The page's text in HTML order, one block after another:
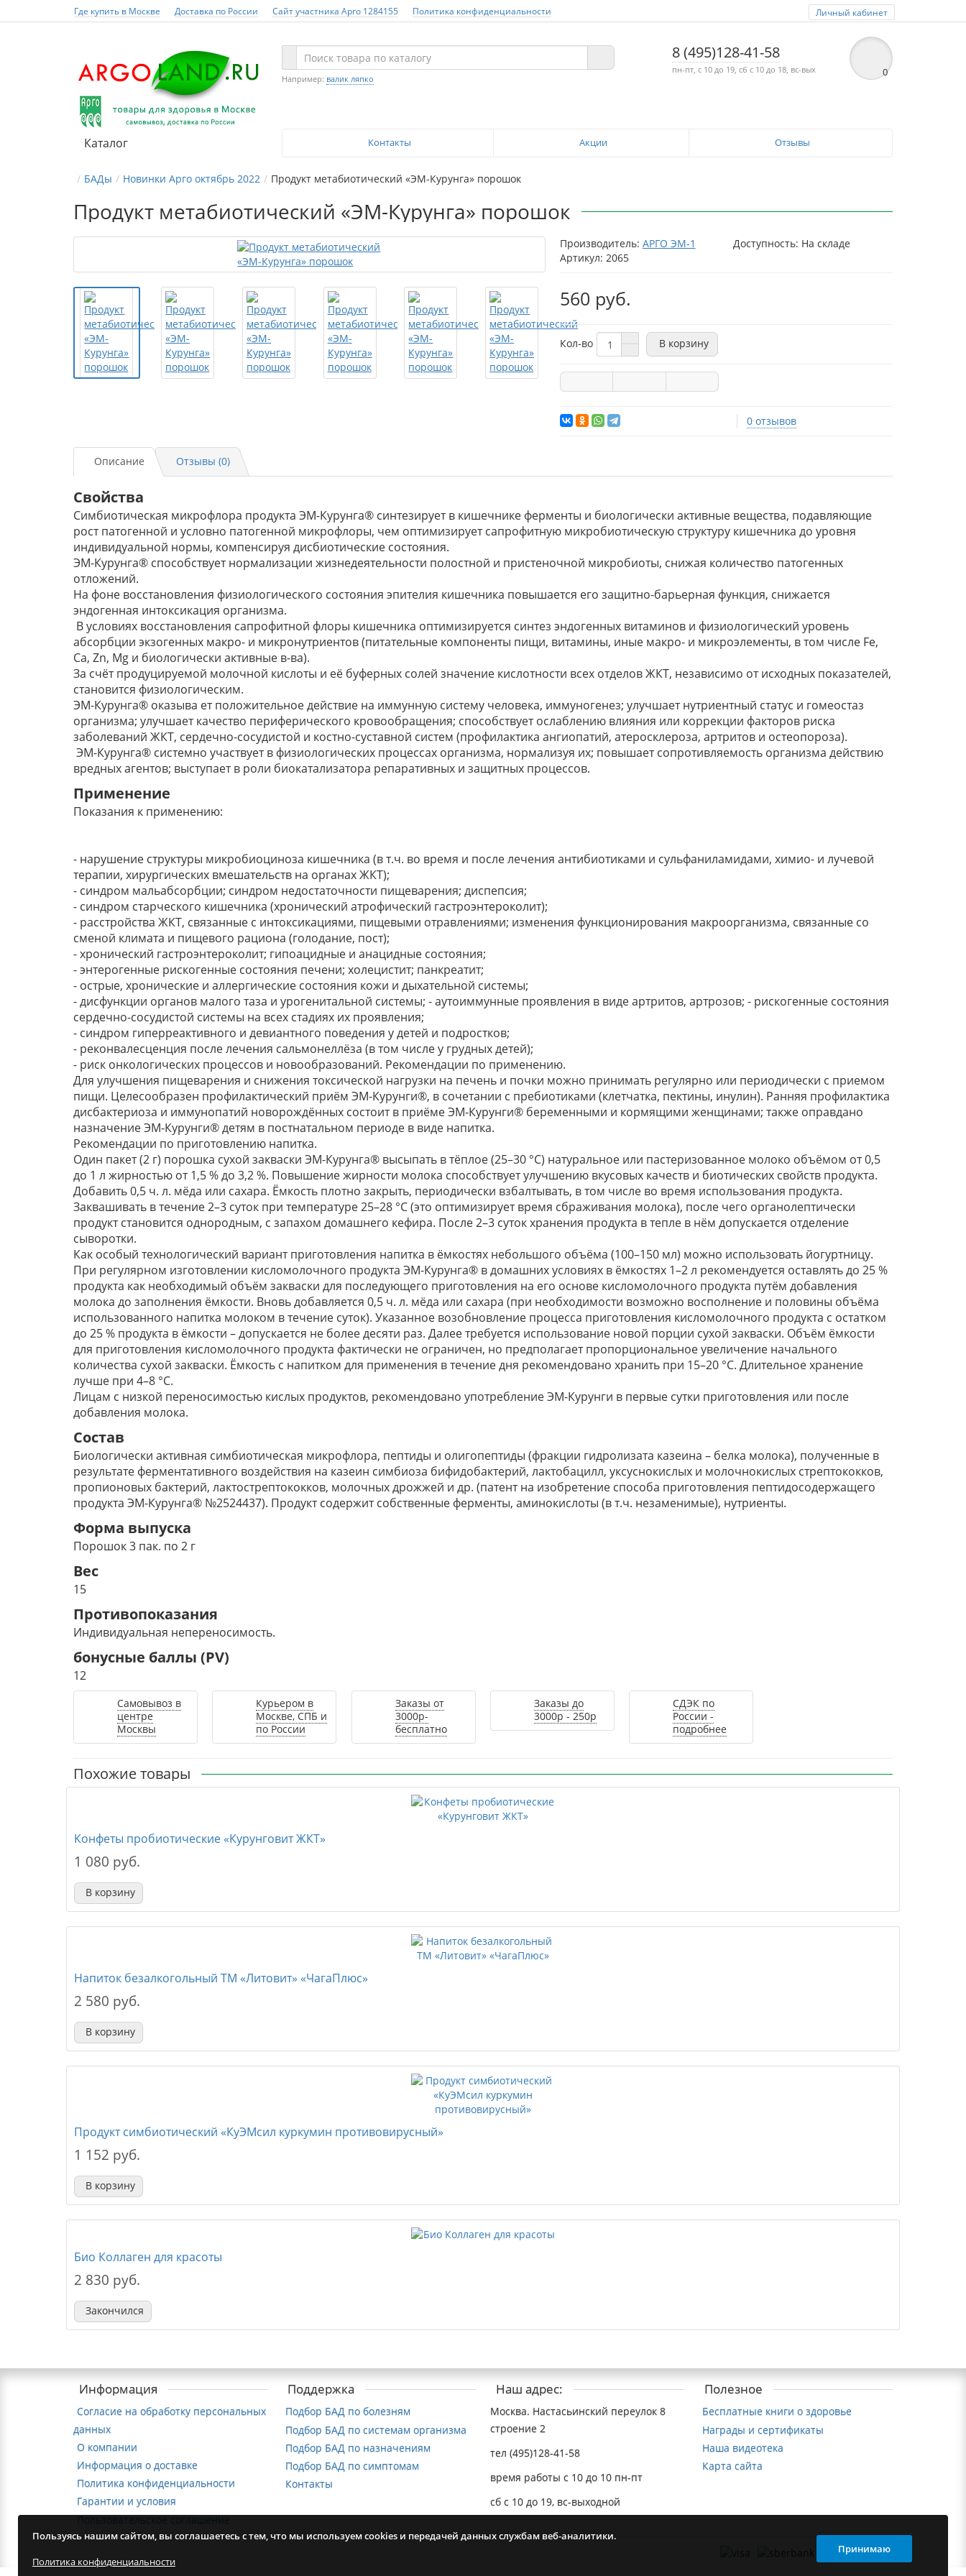
Личный кабинет
Где купить в Москве Доставка по России Сайт участника Арго 1284155 Политика конфиденциальности
8 (495)128-41-58
пн-пт, с 10 до 19, сб с 10 до 18, вс-вых 0
Например: валик ляпко
Контакты Акции Отзывы
Каталог
БАДы Новинки Арго октябрь 2022 Продукт метабиотический «ЭМ-Курунга» порошок
Продукт метабиотический «ЭМ-Курунга» порошок
Производитель: АРГО ЭМ-1
Доступность: На складе
Артикул: 2065
560 руб.
Кол-во В корзину
0 отзывов
Описание Отзывы (0)
Свойства
Симбиотическая микрофлора продукта ЭМ-Курунга® синтезирует в кишечнике ферменты и биологически активные вещества, подавляющие
рост патогенной и условно патогенной микрофлоры, чем оптимизирует сапрофитную микробиотическую структуру кишечника до уровня
индивидуальной нормы, компенсируя дисбиотические состояния.
ЭМ-Курунга® способствует нормализации жизнедеятельности полостной и пристеночной микробиоты, снижая количество патогенных
отложений.
На фоне восстановления физиологического состояния эпителия кишечника повышается его защитно-барьерная функция, снижается
эндогенная интоксикация организма.
В условиях восстановления сапрофитной флоры кишечника оптимизируется синтез эндогенных витаминов и физиологический уровень
абсорбции экзогенных макро- и микронутриентов (питательные компоненты пищи, витамины, иные макро- и микроэлементы, в том числе Fe,
Ca, Zn, Mg и биологически активные в-ва).
За счёт продуцируемой молочной кислоты и её буферных солей значение кислотности всех отделов ЖКТ, независимо от исходных показателей,
становится физиологическим.
ЭМ-Курунга® оказыва ет положительное действие на иммунную систему человека, иммуногенез; улучшает нутриентный статус и гомеостаз
организма; улучшает качество периферического кровообращения; способствует ослаблению влияния или коррекции факторов риска
заболеваний ЖКТ, сердечно-сосудистой и костно-суставной систем (профилактика ангиопатий, атеросклероза, артритов и остеопороза).
ЭМ-Курунга® системно участвует в физиологических процессах организма, нормализуя их; повышает сопротивляемость организма действию
вредных агентов; выступает в роли биокатализатора репаративных и защитных процессов.
Применение
Показания к применению:
- нарушение структуры микробиоциноза кишечника (в т.ч. во время и после лечения антибиотиками и сульфаниламидами, химио- и лучевой
терапии, хирургических вмешательств на органах ЖКТ);
- синдром мальабсорбции; синдром недостаточности пищеварения; диспепсия;
- синдром старческого кишечника (хронический атрофический гастроэнтероколит);
- расстройства ЖКТ, связанные с интоксикациями, пищевыми отравлениями; изменения функционирования макроорганизма, связанные со
сменой климата и пищевого рациона (голодание, пост);
- хронический гастроэнтероколит; гипоацидные и анацидные состояния;
- энтерогенные рискогенные состояния печени; холецистит; панкреатит;
- острые, хронические и аллергические состояния кожи и дыхательной системы;
- дисфункции органов малого таза и урогенитальной системы; - аутоиммунные проявления в виде артритов, артрозов; - рискогенные состояния
сердечно-сосудистой системы на всех стадиях их проявления;
- синдром гиперреактивного и девиантного поведения у детей и подростков;
- реконвалесценция после лечения сальмонеллёза (в том числе у грудных детей);
- риск онкологических процессов и новообразований. Рекомендации по применению.
Для улучшения пищеварения и снижения токсической нагрузки на печень и почки можно принимать регулярно или периодически с приемом
пищи. Целесообразен профилактический приём ЭМ-Курунги®, в сочетании с пребиотиками (клетчатка, пектины, инулин). Ранняя профилактика
дисбактериоза и иммунопатий новорождённых состоит в приёме ЭМ-Курунги® беременными и кормящими женщинами; также оправдано
назначение ЭМ-Курунги® детям в постнатальном периоде в виде напитка.
Рекомендации по приготовлению напитка.
Один пакет (2 г) порошка сухой закваски ЭМ-Курунга® высыпать в тёплое (25–30 °С) натуральное или пастеризованное молоко объёмом от 0,5
до 1 л жирностью от 1,5 % до 3,2 %. Повышение жирности молока способствует улучшению вкусовых качеств и биотических свойств продукта.
Добавить 0,5 ч. л. мёда или сахара. Ёмкость плотно закрыть, периодически взбалтывать, в том числе во время использования продукта.
Заквашивать в течение 2–3 суток при температуре 25–28 °С (это оптимизирует время сбраживания молока), после чего органолептически
продукт становится однородным, с запахом домашнего кефира. После 2–3 суток хранения продукта в тепле в нём допускается отделение
сыворотки.
Как особый технологический вариант приготовления напитка в ёмкостях небольшого объёма (100–150 мл) можно использовать йогуртницу.
При регулярном изготовлении кисломолочного продукта ЭМ-Курунга® в домашних условиях в ёмкостях 1–2 л рекомендуется оставлять до 25 %
продукта как необходимый объём закваски для последующего приготовления на его основе кисломолочного продукта путём добавления
молока до заполнения ёмкости. Вновь добавляется 0,5 ч. л. мёда или сахара (при необходимости возможно восполнение и половины объёма
использованного напитка молоком в течение суток). Указанное возобновление процесса приготовления кисломолочного продукта с остатком
до 25 % продукта в ёмкости – допускается не более десяти раз. Далее требуется использование новой порции сухой закваски. Объём ёмкости
для приготовления кисломолочного продукта фактически не ограничен, но предполагает пропорциональное увеличение начального
количества сухой закваски. Ёмкость с напитком для применения в течение дня рекомендовано хранить при 15–20 °С. Длительное хранение
лучше при 4–8 °С.
Лицам с низкой переносимостью кислых продуктов, рекомендовано употребление ЭМ-Курунги в первые сутки приготовления или после
добавления молока.
Состав
Биологически активная симбиотическая микрофлора, пептиды и олигопептиды (фракции гидролизата казеина – белка молока), полученные в
результате ферментативного воздействия на казеин симбиоза бифидобактерий, лактобацилл, уксуснокислых и молочнокислых стрептококков,
пропионовых бактерий, лактострептококков, молочных дрожжей и др. (патент на изобретение способа приготовления пептидосодержащего
продукта ЭМ-Курунга® №2524437). Продукт содержит собственные ферменты, аминокислоты (в т.ч. незаменимые), нутриенты.
Форма выпуска
Порошок 3 пак. по 2 г
Вес
15
Противопоказания
Индивидуальная непереносимость.
бонусные баллы (PV)
12
Самовывоз в
центре
Москвы
Курьером в
Москве, СПБ и
по России
Заказы от
3000р-
бесплатно
Заказы до
3000р - 250р
СДЭК по
России -
подробнее
Похожие товары
Конфеты пробиотические «Курунговит ЖКТ»
1 080 руб.
В корзину
Напиток безалкогольный ТМ «Литовит» «ЧагаПлюс»
2 580 руб.
В корзину
Продукт симбиотический «КуЭМсил куркумин противовирусный»
1 152 руб.
В корзину
Био Коллаген для красоты
2 830 руб.
Закончился
Информация
Согласие на обработку персональных
данных
О компании
Информация о доставке
Политика конфиденциальности
Гарантии и условия
Пользовательское соглашение
Поддержка
Подбор БАД по болезням
Подбор БАД по системам организма
Подбор БАД по назначениям
Подбор БАД по симптомам
Контакты
Наш адрес:
Москва. Настасьинский переулок 8
строение 2
тел (495)128-41-58
время работы с 10 до 10 пн-пт
сб с 10 до 19, вс-выходной
Полезное
Бесплатные книги о здоровье
Награды и сертификаты
Наша видеотека
Карта сайта
Пользуясь нашим сайтом, вы соглашаетесь с тем, что мы используем cookies и передачей данных службам веб-аналитики.
Политика конфиденциальности
Принимаю